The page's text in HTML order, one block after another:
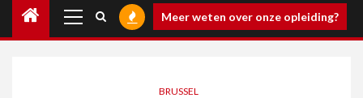
menu
Meer weten over onze opleiding?
BRUSSEL